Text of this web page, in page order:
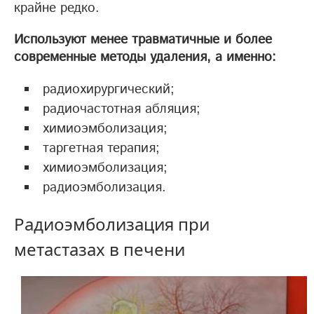
крайне редко.
Используют менее травматичные и более
современные методы удаления, а именно:
радиохирургический;
радиочастотная абляция;
химиоэмболизация;
таргетная терапия;
химиоэмболизация;
радиоэмболизация.
Радиоэмболизация при
метастазах в печени